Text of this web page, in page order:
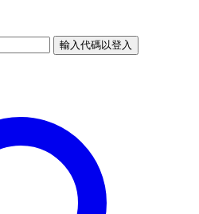
輸入代碼以登入